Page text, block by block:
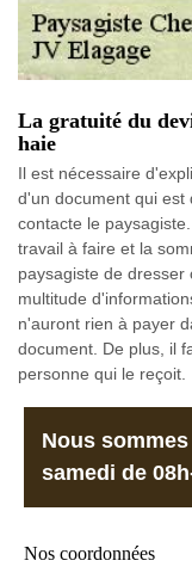
La gratuité du
haie
Il est nécessaire
d'un document qui est
contacte le
travail à faire et la
paysagiste de
multitude
n'auront rien à payer
document. De plus, il
personne qui le reçoit.
Nous
samedi de
Nos coordonnées